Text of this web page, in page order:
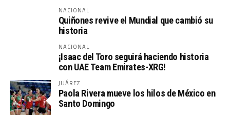
NACIONAL
Quiñones revive el Mundial que cambió su
historia
NACIONAL
¡Isaac del Toro seguirá haciendo historia
con UAE Team Emirates-XRG!
JUÁREZ
Paola Rivera mueve los hilos de México en
Santo Domingo